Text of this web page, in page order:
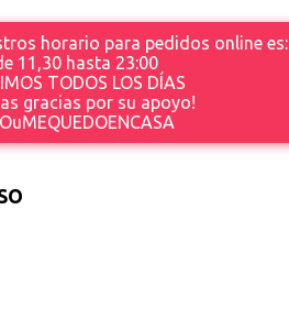
horario para pedidos online es:
11,30 hasta 23:00
TODOS LOS DÍAS
gracias por su apoyo!